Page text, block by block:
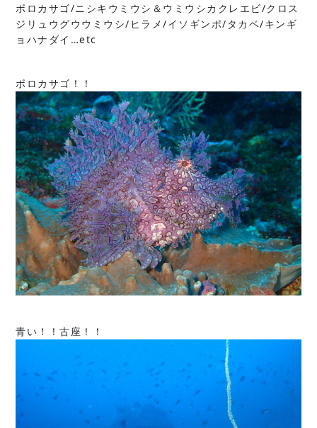
ボロカサゴ/ニシキウミウシ＆ウミウシカクレエビ/クロス
ジリュウグウウミウシ/ヒラメ/イソギンポ/タカベ/キンギ
ョハナダイ…etc
ボロカサゴ！！
青い！！古座！！